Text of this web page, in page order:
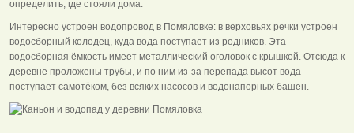
определить, где стояли дома.
Интересно устроен водопровод в Помяловке: в верховьях речки устроен
водосборный колодец, куда вода поступает из родников. Эта
водосборная ёмкость имеет металлический оголовок с крышкой. Отсюда к
деревне проложены трубы, и по ним из-за перепада высот вода
поступает самотёком, без всяких насосов и водонапорных башен.